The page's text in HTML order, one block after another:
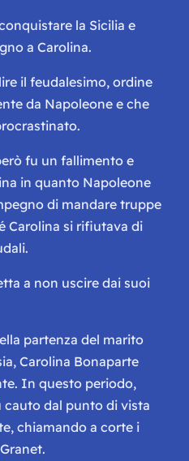
la Sicilia e
a Carolina.
il feudalesimo, ordine
da Napoleone e che
fu un fallimento e
in quanto Napoleone
di mandare truppe
Carolina si rifiutava di
a non uscire dai suoi
partenza del marito
Carolina Bonaparte
In questo periodo,
cauto dal punto di vista
chiamando a corte i